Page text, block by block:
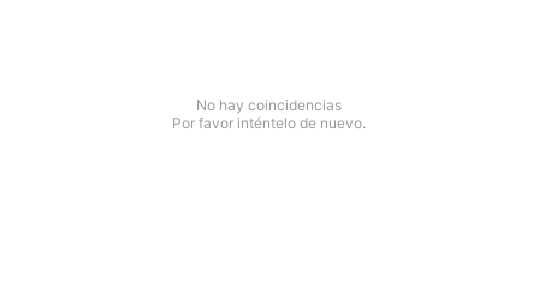
No hay coincidencias
Por favor inténtelo de nuevo.